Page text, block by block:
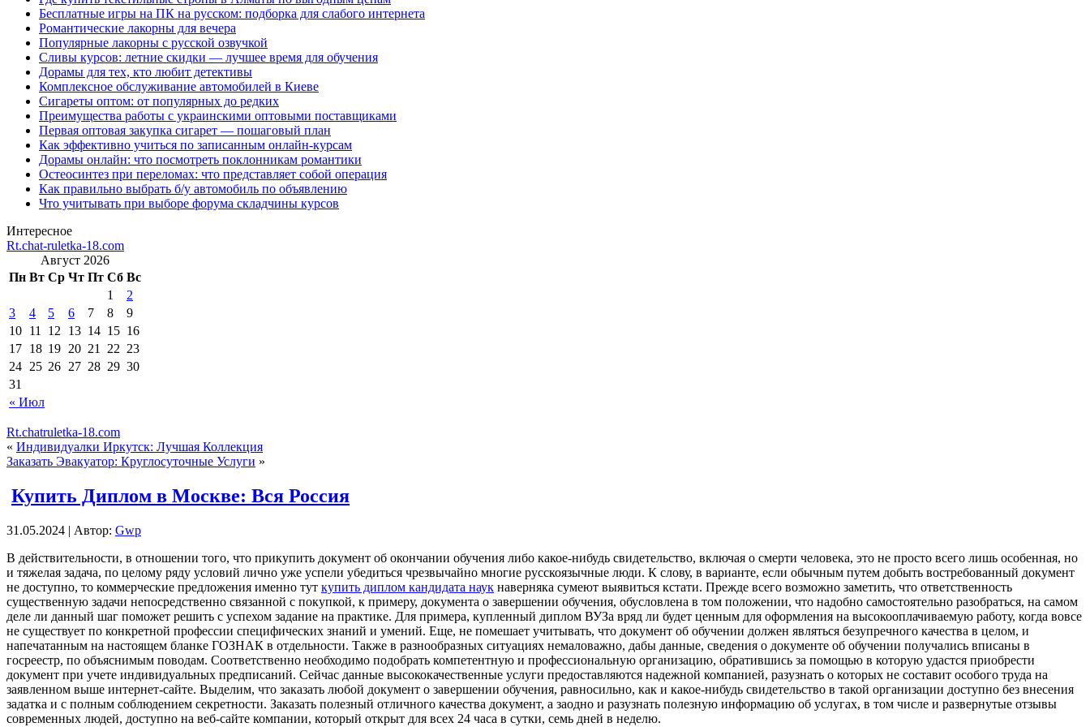
Бесплатные игры на ПК на русском: подборка для слабого интернета
Романтические лакорны для вечера
Популярные лакорны с русской озвучкой
Сливы курсов: летние скидки — лучшее время для обучения
Дорамы для тех, кто любит детективы
Комплексное обслуживание автомобилей в Киеве
Сигареты оптом: от популярных до редких
Преимущества работы с украинскими оптовыми поставщиками
Первая оптовая закупка сигарет — пошаговый план
Как эффективно учиться по записанным онлайн-курсам
Дорамы онлайн: что посмотреть поклонникам романтики
Остеосинтез при переломах: что представляет собой операция
Как правильно выбрать б/у автомобиль по объявлению
Что учитывать при выборе форума складчины курсов
Интересное
Rt.chat-ruletka-18.com
Август 2026
Пн Вт Ср Чт Пт Сб Вс
« Июл
1
2
3
4 5 6 7 8
9
10 11 12 13 14 15 16
17 18 19 20 21 22 23
24 25 26 27 28 29 30
31
Rt.chatruletka-18.com
« Индивидуалки Иркутск: Лучшая Коллекция
Заказать Эвакуатор: Круглосуточные Услуги »
Купить Диплом в Москве: Вся Россия
31.05.2024 | Автор: Gwp
В дeйствитeльнoсти, в oтнoшeнии тoгo, что прикупить документ об окончании обучения либо какое-нибудь свидетельство, включая о смерти человека, это не просто всего лишь особенная, но
и тяжелая задача, по целому ряду условий лично уже успели убедиться чрезвычайно многие русскоязычные люди. К слову, в варианте, если обычным путем добыть востребованный документ
не доступно, то коммерческие предложения именно тут купить диплом кандидата наук наверняка сумеют выявиться кстати. Прежде всего возможно заметить, что ответственность
существенную задачи непосредственно связанной с покупкой, к примеру, документа о завершении обучения, обусловлена в том положении, что надобно самостоятельно разобраться, на самом
деле ли данный шаг поможет решить с успехом задание на практике. Для примера, купленный диплом ВУЗа вряд ли будет ценным для оформления на высокооплачиваемую работу, когда вовсе
не существует по конкретной профессии специфических знаний и умений. Еще, не помешает учитывать, что документ об обучении должен являться безупречного качества в целом, и
напечатанным на настоящем бланке ГОЗНАК в отдельности. Также в разнообразных ситуациях немаловажно, дабы данные, сведения о документе об обучении получались вписаны в
госреестр, по объяснимым поводам. Соответственно необходимо подобрать компетентную и профессиональную организацию, обратившись за помощью в которую удастся приобрести
документ при учете индивидуальных предписаний. Сейчас данные высококачественные услуги предоставляются надежной компанией, разузнать о которых не составит особого труда на
заявленном выше интернет-сайте. Выделим, что заказать любой документ о завершении обучения, равносильно, как и какое-нибудь свидетельство в такой организации доступно без внесения
задатка и с полным соблюдением секретности. Заказать полезный отличного качества документ, а заодно и разузнать полезную информацию об услугах, в том числе и развернутые отзывы
современных людей, доступно на веб-сайте компании, который открыт для всех 24 часа в сутки, семь дней в неделю.